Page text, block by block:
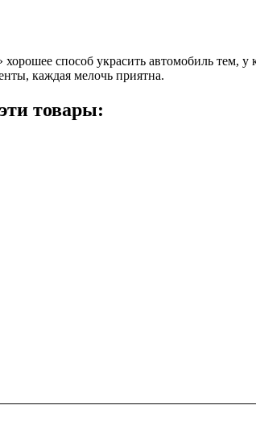
способ украсить автомобиль тем,
каждая мелочь приятна.
товары: